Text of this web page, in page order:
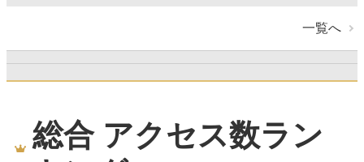
一覧へ
総合 アクセス数ラン